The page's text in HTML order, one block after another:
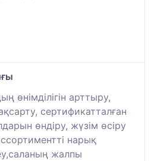
өнімділігін арттыру,
сертификатталған
өндіру, жүзім өсіру
нарық
жалпы